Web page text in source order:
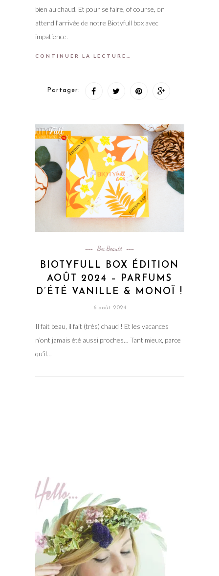
bien au chaud. Et pour se faire, of course, on
attend l’arrivée de notre Biotyfull box avec
impatience.
CONTINUER LA LECTURE…
Partager:
Box Beauté
BIOTYFULL BOX ÉDITION
AOÛT 2024 – PARFUMS
D’ÉTÉ VANILLE & MONOÏ !
6 août 2024
Il fait beau, il fait (très) chaud ! Et les vacances
n’ont jamais été aussi proches… Tant mieux, parce
qu’il…